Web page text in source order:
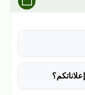
بنشر الوظائف